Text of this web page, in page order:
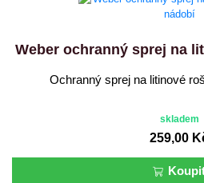
Weber ochranný sprej na
Ochranný sprej na litinové
skladem
259,00